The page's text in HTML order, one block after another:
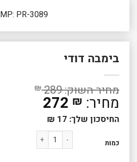
MP: PR-3089
בימבה דודי
289
₪
272 ₪
החיסכון שלך: ₪
כמות
כמות של בימבה דודי